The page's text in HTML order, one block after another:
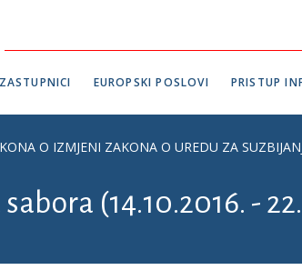
ZASTUPNICI EUROPSKI POSLOVI PRISTUP
O IZMJENI ZAKONA O UREDU ZA
(14.10.2016. -